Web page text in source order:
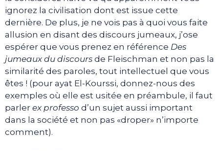
ignorez la civilisation dont est issue cette
dernière. De plus, je ne vois pas à quoi vous faite
allusion en disant des discours jumeaux, j’ose
espérer que vous prenez en référence Des
jumeaux du discours de Fleischman et non pas la
similarité des paroles, tout intellectuel que vous
êtes ! (pour ayat El-Kourssi, donnez-nous des
exemples où elle est usitée en préambule, il faut
parler ex professo d’un sujet aussi important
dans la société et non pas «droper» n’importe
comment).